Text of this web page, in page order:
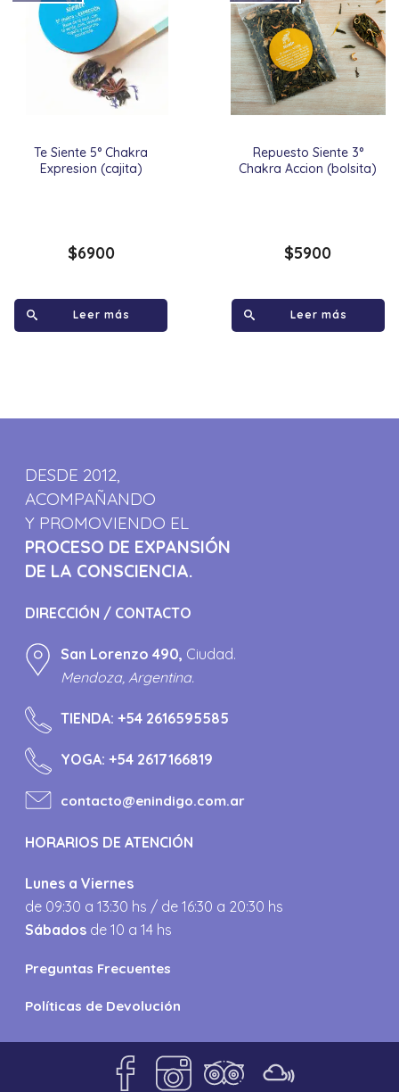
Te Siente 5° Chakra
Expresion (cajita)
$6900
Leer más
Repuesto Siente 3°
Chakra Accion (bolsita)
$5900
Leer más
DESDE 2012,
ACOMPAÑANDO
Y PROMOVIENDO EL
PROCESO DE EXPANSIÓN
DE LA CONSCIENCIA.
DIRECCIÓN / CONTACTO
San Lorenzo 490, Ciudad.
Mendoza, Argentina.
TIENDA:+54 2616595585
YOGA:+54 2617166819
contacto@enindigo.com.ar
HORARIOS DE ATENCIÓN
Lunes a Viernes
de 09:30 a 13:30 hs / de 16:30 a 20:30 hs
Sábados de 10 a 14 hs
Preguntas Frecuentes
Políticas de Devolución